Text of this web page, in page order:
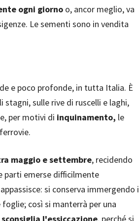
ogni giorno o, ancor meglio, va
Le sementi sono in vendita
e poco profonde, in tutta Italia. È
stagni, sulle rive di ruscelli e laghi,
per motivi di inquinamento, le
maggio e settembre, recidendo
parti emerse difficilmente
si conserva immergendo i
così si manterrà per una